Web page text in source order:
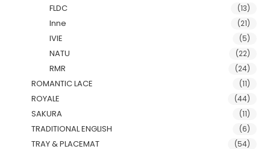
FLDC (13)
Inne (21)
IVIE (5)
NATU (22)
RMR (24)
ROMANTIC LACE (11)
ROYALE (44)
SAKURA (11)
TRADITIONAL ENGLISH (6)
TRAY & PLACEMAT (54)